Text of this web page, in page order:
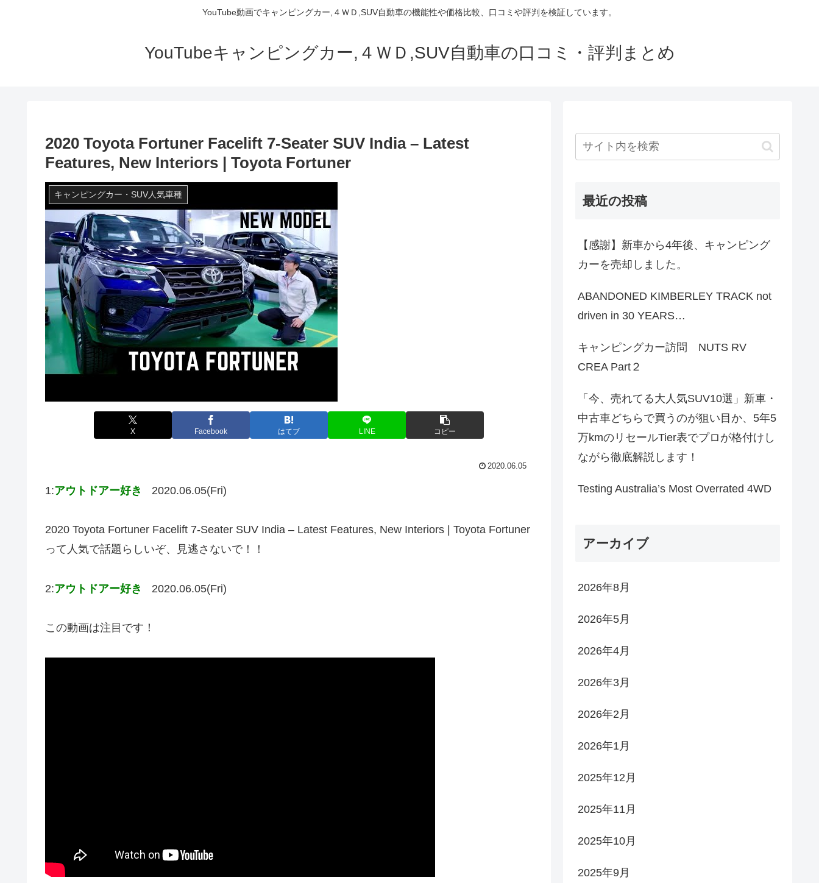
YouTube動画でキャンピングカー,４ＷＤ,SUV自動車の機能性や価格比較、口コミや評判を検証しています。
YouTubeキャンピングカー,４ＷＤ,SUV自動車の口コミ・評判まとめ
2020 Toyota Fortuner Facelift 7-Seater SUV India – Latest
Features, New Interiors | Toyota Fortuner
キャンピングカー・SUV人気車種
X Facebook はてブ LINE コピー
2020.06.05
1:アウトドアー好き 2020.06.05(Fri)
2020 Toyota Fortuner Facelift 7-Seater SUV India – Latest Features, New Interiors | Toyota Fortuner
って人気で話題らしいぞ、見逃さないで！！
2:アウトドアー好き 2020.06.05(Fri)
この動画は注目です！
最近の投稿
【感謝】新車から4年後、キャンピング
カーを売却しました。
ABANDONED KIMBERLEY TRACK not
driven in 30 YEARS…
キャンピングカー訪問 NUTS RV
CREA Part２
「今、売れてる大人気SUV10選」新車・
中古車どちらで買うのが狙い目か、5年5
万kmのリセールTier表でプロが格付けし
ながら徹底解説します！
Testing Australia’s Most Overrated 4WD
アーカイブ
2026年8月
2026年5月
2026年4月
2026年3月
2026年2月
2026年1月
2025年12月
2025年11月
2025年10月
2025年9月